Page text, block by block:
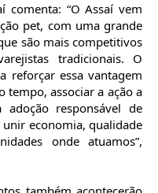
comenta: “O Assaí vem
pet, com uma grande
são mais competitivos
tradicionais. O
reforçar essa vantagem
tempo, associar a ação a
responsável de
economia, qualidade
onde atuamos”,